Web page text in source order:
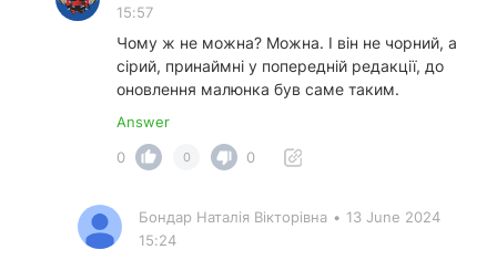
15:57
Чому ж не можна? Можна. І він не чорний, а
сірий, принаймні у попередній редакції, до
оновлення малюнка був саме таким.
Answer
0
0 0
Бондар Наталія Вікторівна • 13 June 2024
15:24